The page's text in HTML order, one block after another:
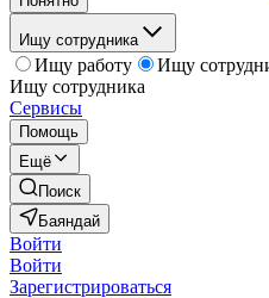
Ищу сотрудника
Ищу работу
Ищу
Ищу сотрудника
Сервисы
Помощь
Ещё
Поиск
Баяндай
Войти
Войти
Зарегистрироваться